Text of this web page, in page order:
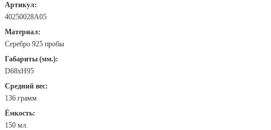
Артикул:
40250028А05
Материал:
Серебро 925 пробы
Габариты (мм.):
D68хH95
Средний вес:
136 грамм
Ёмкость:
150 мл.